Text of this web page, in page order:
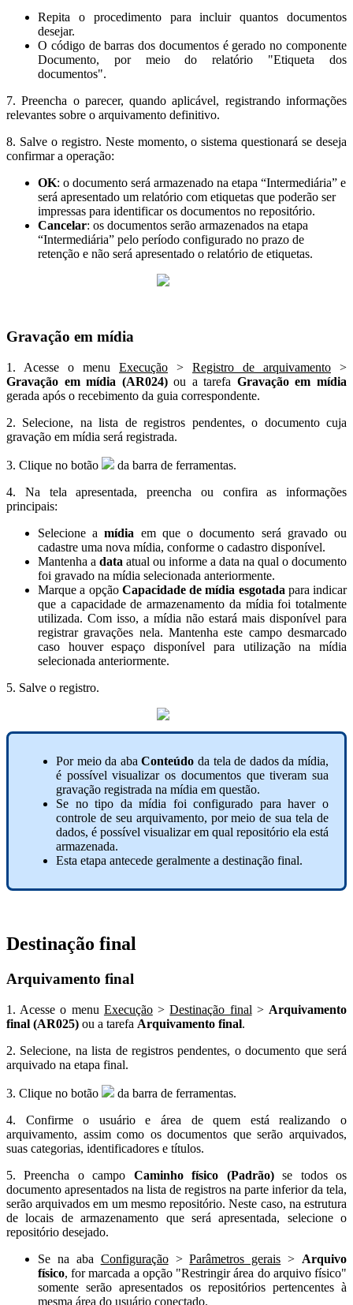
Repita o procedimento para incluir quantos documentos
desejar.
O código de barras dos documentos é gerado no componente
Documento, por meio do relatório "Etiqueta dos
documentos".
7. Preencha o parecer, quando aplicável, registrando informações
relevantes sobre o arquivamento definitivo.
8. Salve o registro. Neste momento, o sistema questionará se deseja
confirmar a operação:
OK: o documento será armazenado na etapa “Intermediária” e
será apresentado um relatório com etiquetas que poderão ser
impressas para identificar os documentos no repositório.
Cancelar: os documentos serão armazenados na etapa
“Intermediária” pelo período configurado no prazo de
retenção e não será apresentado o relatório de etiquetas.
Gravação em mídia
1. Acesse o menu Execução > Registro de arquivamento >
Gravação em mídia (AR024)ou a tarefa Gravação em mídia
gerada após o recebimento da guia correspondente.
2. Selecione, na lista de registros pendentes, o documento cuja
gravação em mídia será registrada.
3. Clique no botão
da barra de ferramentas.
4. Na tela apresentada, preencha ou confira as informações
principais:
Selecione amídia em que o documento será gravado ou
cadastre uma nova mídia, conforme o cadastro disponível.
Mantenha a data atual ou informe a data na qual o documento
foi gravado na mídia selecionada anteriormente.
Marque a opção Capacidade de mídia esgotada para indicar
que a capacidade de armazenamento da mídia foi totalmente
utilizada. Com isso, a mídia não estará mais disponível para
registrar gravações nela. Mantenha este campo desmarcado
caso houver espaço disponível para utilização na mídia
selecionada anteriormente.
5. Salve o registro.
Por meio da abaConteúdo da tela de dados da mídia,
é possível visualizar os documentos que tiveram sua
gravação registrada na mídia em questão.
Se no tipo da mídia foi configurado para haver o
controle de seu arquivamento, por meio de sua tela de
dados, é possível visualizar em qual repositório ela está
armazenada.
Esta etapa antecede geralmente a destinação final.
Destinação final
Arquivamento final
1. Acesse o menu Execução>Destinação final > Arquivamento
final (AR025) ou a tarefa Arquivamento final.
2. Selecione, na lista de registros pendentes, o documento que será
arquivado na etapa final.
3. Clique no botão
da barra de ferramentas.
4. Confirme o usuário e área de quem está realizando o
arquivamento, assim como os documentos que serão arquivados,
suas categorias, identificadores e títulos.
5. Preencha o campo Caminho físico (Padrão)se todos os
documento apresentados na lista de registros na parte inferior da tela,
serão arquivados em um mesmo repositório. Neste caso, na estrutura
de locais de armazenamento que será apresentada, selecione o
repositório desejado.
Se na aba Configuração>Parâmetros gerais > Arquivo
físico, for marcada a opção "Restringir área do arquivo físico"
somente serão apresentados os repositórios pertencentes à
mesma área do usuário conectado.